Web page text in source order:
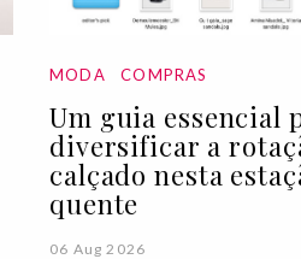
MODA COMPRAS
Um guia essencial
diversificar a
calçado nesta
quente
06 Aug 2026